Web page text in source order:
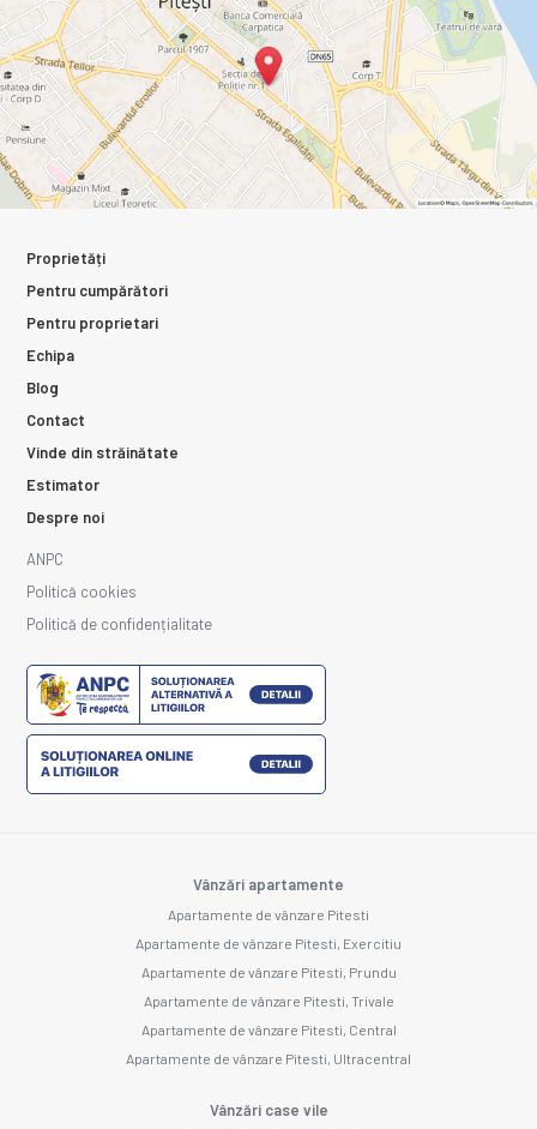
Proprietăți
Pentru cumpărători
Pentru proprietari
Echipa
Blog
Contact
Vinde din străinătate
Estimator
Despre noi
ANPC
Politică cookies
Politică de confidențialitate
Vânzări apartamente
Apartamente de vânzare Pitesti
Apartamente de vânzare Pitesti, Exercitiu
Apartamente de vânzare Pitesti, Prundu
Apartamente de vânzare Pitesti, Trivale
Apartamente de vânzare Pitesti, Central
Apartamente de vânzare Pitesti, Ultracentral
Vânzări case vile